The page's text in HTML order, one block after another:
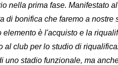
nella prima fase. Manifestato
di bonifica che faremo a nostre
è l'acquisto e la
al club per lo studio di
uno stadio funzionale, ma